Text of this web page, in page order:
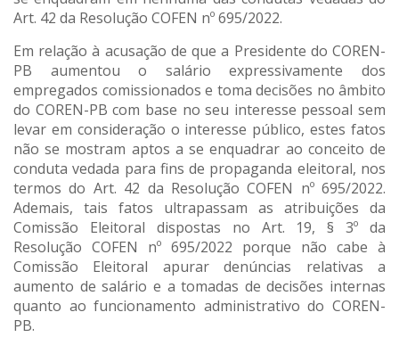
Art. 42 da Resolução COFEN nº 695/2022.
Em relação à acusação de que a Presidente do COREN-
PB aumentou o salário expressivamente dos
empregados comissionados e toma decisões no âmbito
do COREN-PB com base no seu interesse pessoal sem
levar em consideração o interesse público, estes fatos
não se mostram aptos a se enquadrar ao conceito de
conduta vedada para fins de propaganda eleitoral, nos
termos do Art. 42 da Resolução COFEN nº 695/2022.
Ademais, tais fatos ultrapassam as atribuições da
Comissão Eleitoral dispostas no Art. 19, § 3º da
Resolução COFEN nº 695/2022 porque não cabe à
Comissão Eleitoral apurar denúncias relativas a
aumento de salário e a tomadas de decisões internas
quanto ao funcionamento administrativo do COREN-
PB.